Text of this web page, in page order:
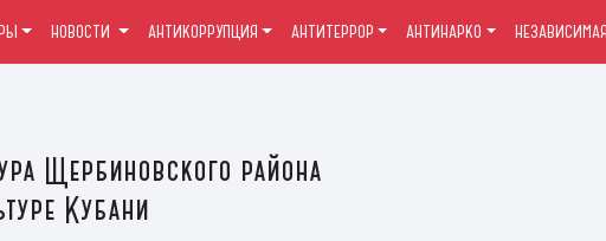
Щербиновского района
Кубани
НОВОСТИ АНТИКОРРУПЦИЯ АНТИТЕРРОР АНТИНАРКО